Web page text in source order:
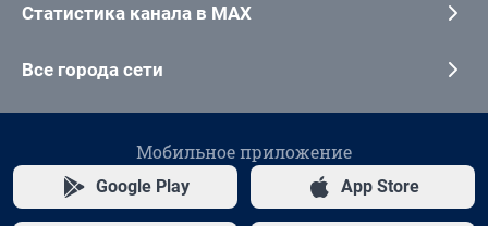
Статистика канала в MAX
Все города сети
Мобильное приложение
Google Play App Store